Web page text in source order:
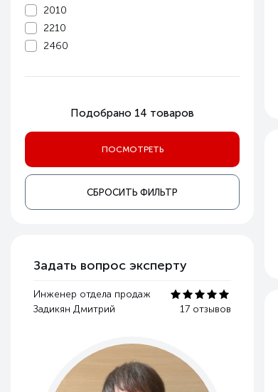
2010
2210
2460
Подобрано 14 товаров
СБРОСИТЬ ФИЛЬТР
Задать вопрос эксперту
Инженер отдела продаж
Задикян Дмитрий
17 отзывов